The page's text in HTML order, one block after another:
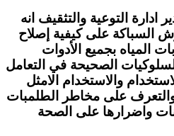
التوعية والتثقيف انه
السباكة على كيفية إصلاح
المياه بجميع الأدوات
الصحيحة في التعامل
والاستخدام الامثل
على مخاطر الطلمبات
واضرارها على الصحة